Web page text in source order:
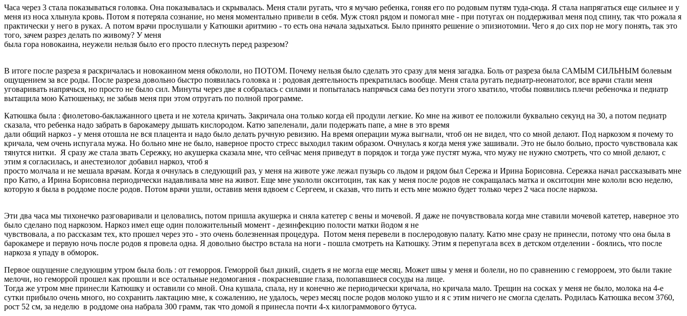
Часа через 3 стала показываться головка. Она показывалась и скрывалась. Меня стали ругать, что я мучаю ребенка, гоняя его по родовым путям туда-сюда. Я стала напрягаться еще сильнее и у
меня из носа хлынула кровь. Потом я потеряла сознание, но меня моментально привели в себя. Муж стоял рядом и помогал мне - при потугах он поддерживал меня под спину, так что рожала я
практически у него в руках. А потом врачи прослушали у Катюшки аритмию - то есть она начала задыхаться. Было принято решение о эпизиотомии. Чего я до сих пор не могу понять, так это
того, зачем разрез делать по живому? У меня
была гора новокаина, неужели нельзя было его просто плеснуть перед разрезом?
В итоге после разреза я раскричалась и новокаином меня обкололи, но ПОТОМ. Почему нельзя было сделать это сразу для меня загадка. Боль от разреза была САМЫМ СИЛЬНЫМ болевым
ощущением за все роды. После разреза довольно быстро появилась головка и : родовая деятельность прекратилась вообще. Меня стала ругать педиатр-неонатолог, все врачи стали меня
уговаривать напрячься, но просто не было сил. Минуты через две я собралась с силами и попыталась напрячься сама без потуги этого хватило, чтобы появились плечи ребеночка и педиатр
вытащила мою Катюшеньку, не забыв меня при этом отругать по полной программе.
Катюшка была : фиолетово-баклажанного цвета и не хотела кричать. Закричала она только когда ей продули легкие. Ко мне на живот ее положили буквально секунд на 30, а потом педиатр
сказала, что ребенка надо забрать в барокамеру дышать кислородом. Катю запеленали, дали подержать папе, а мне в это время
дали общий наркоз - у меня отошла не вся плацента и надо было делать ручную ревизию. На время операции мужа выгнали, чтоб он не видел, что со мной делают. Под наркозом я почему то
кричала, чем очень испугала мужа. Но больно мне не было, наверное просто стресс выходил таким образом. Очнулась я когда меня уже зашивали. Это не было больно, просто чувствовала как
тянутся нитки. Я сразу же стала звать Сережку, но акушерка сказала мне, что сейчас меня приведут в порядок и тогда уже пустят мужа, что мужу не нужно смотреть, что со мной делают, с
этим я согласилась, и анестезиолог добавил наркоз, чтоб я
просто молчала и не мешала врачам. Когда я очнулась в следующий раз, у меня на животе уже лежал пузырь со льдом и рядом был Сережа и Ирина Борисовна. Сережка начал рассказывать мне
про Катю, а Ирина Борисовна периодически надавливала мне на живот. Еще мне укололи окситоцин, так как у меня после родов не сокращалась матка и окситоцин мне кололи всю неделю,
которую я была в роддоме после родов. Потом врачи ушли, оставив меня вдвоем с Сергеем, и сказав, что пить и есть мне можно будет только через 2 часа после наркоза.
Эти два часа мы тихонечко разговаривали и целовались, потом пришла акушерка и сняла катетер с вены и мочевой. Я даже не почувствовала когда мне ставили мочевой катетер, наверное это
было сделано под наркозом. Наркоз имел еще один положительный момент - дезинфекцию полости матки йодом я не
чувствовала, а по рассказам тех, кто прошел через это - это очень болезненная процедура. Потом меня перевели в послеродовую палату. Катю мне сразу не принесли, потому что она была в
барокамере и первую ночь после родов я провела одна. Я довольно быстро встала на ноги - пошла смотреть на Катюшку. Этим я перепугала всех в детском отделении - боялись, что после
наркоза я упаду в обморок.
Первое ощущение следующим утром была боль : от геморроя. Геморрой был дикий, сидеть я не могла еще месяц. Может швы у меня и болели, но по сравнению с геморроем, это были такие
мелочи, но геморрой прошел как прошли и все остальные недомогания - покрасневшие глаза, полопавшиеся сосуды на лице.
Тогда же утром мне принесли Катюшку и оставили со мной. Она кушала, спала, ну и конечно же периодически кричала, но кричала мало. Трещин на сосках у меня не было, молока на 4-е
сутки прибыло очень много, но сохранить лактацию мне, к сожалению, не удалось, через месяц после родов молоко ушло и я с этим ничего не смогла сделать. Родилась Катюшка весом 3760,
рост 52 см, за неделю в роддоме она набрала 300 грамм, так что домой я принесла почти 4-х килограммового бутуса.